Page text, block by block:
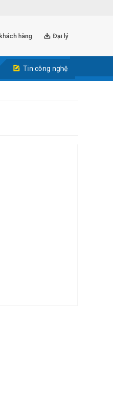
hàng Đại lý
Tin công nghệ